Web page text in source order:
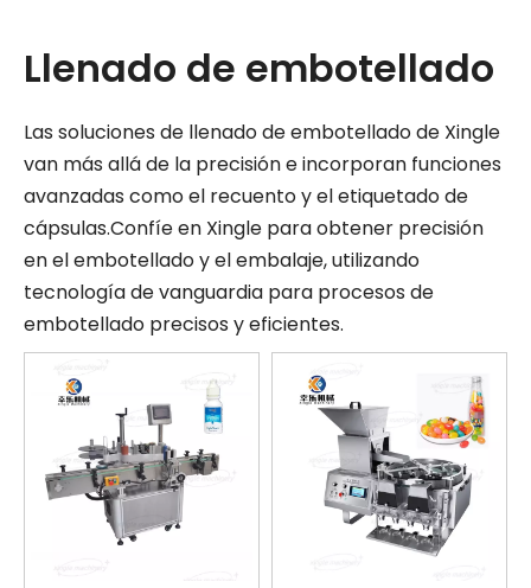
Llenado de embotellado
Las soluciones de llenado de embotellado de Xingle
van más allá de la precisión e incorporan funciones
avanzadas como el recuento y el etiquetado de
cápsulas.Confíe en Xingle para obtener precisión
en el embotellado y el embalaje, utilizando
tecnología de vanguardia para procesos de
embotellado precisos y eficientes.